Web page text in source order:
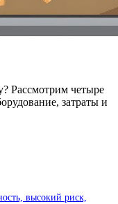
Рассмотрим четыре
затраты и
высокий риск,